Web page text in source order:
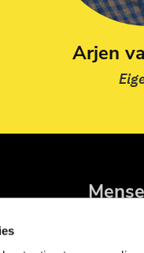
Arjen